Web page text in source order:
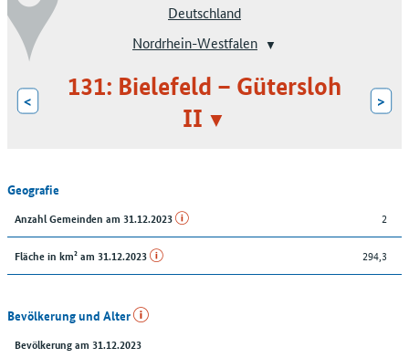
Deutschland
Nordrhein-Westfalen
<
131: Bielefeld – Gütersloh
II
>
Geografie
Anzahl Gemeinden am 31.12.2023 2
Fläche in km² am 31.12.2023 294,3
Bevölkerung und Alter
Bevölkerung am 31.12.2023